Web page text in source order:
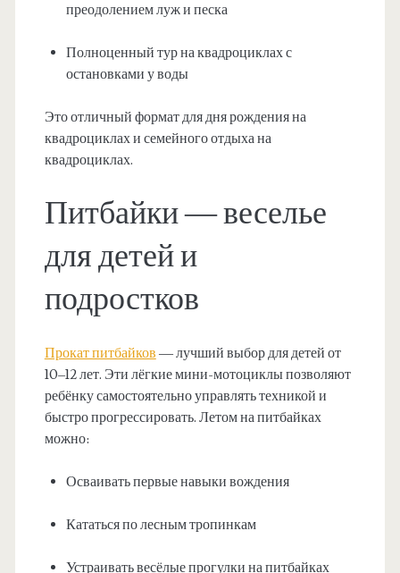
преодолением луж и песка
Полноценный тур на квадроциклах с
остановками у воды
Это отличный формат для дня рождения на
квадроциклах и семейного отдыха на
квадроциклах.
Питбайки — веселье
для детей и
подростков
Прокат питбайков — лучший выбор для детей от
10–12 лет. Эти лёгкие мини-мотоциклы позволяют
ребёнку самостоятельно управлять техникой и
быстро прогрессировать. Летом на питбайках
можно:
Осваивать первые навыки вождения
Кататься по лесным тропинкам
Устраивать весёлые прогулки на питбайках